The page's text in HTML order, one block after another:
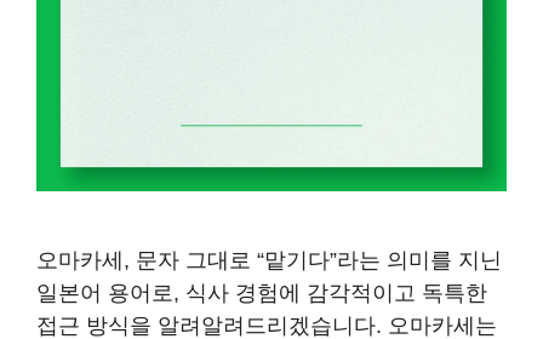
오마카세, 문자 그대로 “맡기다”라는 의미를 지닌
일본어 용어로, 식사 경험에 감각적이고 독특한
접근 방식을 알려알려드리겠습니다. 오마카세는